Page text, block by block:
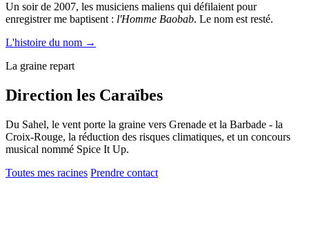
Un soir de 2007, les musiciens maliens qui défilaient pour
enregistrer me baptisent : l'Homme Baobab. Le nom est resté.
L'histoire du nom →
La graine repart
Direction les Caraïbes
Du Sahel, le vent porte la graine vers Grenade et la Barbade - la
Croix-Rouge, la réduction des risques climatiques, et un concours
musical nommé Spice It Up.
Toutes mes racines Prendre contact